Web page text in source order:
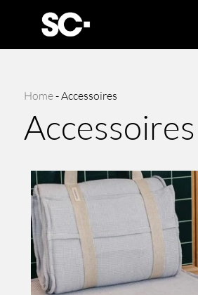
Home-Accessoires
Accessoires